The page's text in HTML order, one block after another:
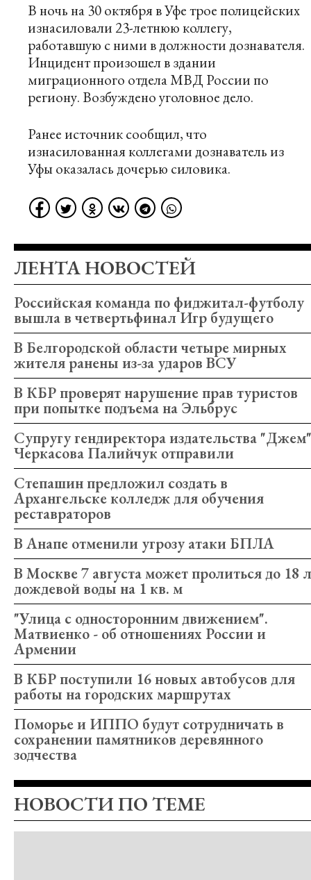
В ночь на 30 октября в Уфе трое полицейских
изнасиловали 23-летнюю коллегу,
работавшую с ними в должности дознавателя.
Инцидент произошел в здании
миграционного отдела МВД России по
региону. Возбуждено уголовное дело.
Ранее источник сообщил, что
изнасилованная коллегами дознаватель из
Уфы оказалась дочерью силовика.
ЛЕНТА НОВОСТЕЙ
Российская команда по фиджитал-футболу
вышла в четвертьфинал Игр будущего
В Белгородской области четыре мирных
жителя ранены из-за ударов ВСУ
В КБР проверят нарушение прав туристов
при попытке подъема на Эльбрус
Супругу гендиректора издательства "Джем"
Черкасова Палийчук отправили
Степашин предложил создать в
Архангельске колледж для обучения
реставраторов
В Анапе отменили угрозу атаки БПЛА
В Москве 7 августа может пролиться до 18 л
дождевой воды на 1 кв. м
"Улица с односторонним движением".
Матвиенко - об отношениях России и
Армении
В КБР поступили 16 новых автобусов для
работы на городских маршрутах
Поморье и ИППО будут сотрудничать в
сохранении памятников деревянного
зодчества
НОВОСТИ ПО ТЕМЕ